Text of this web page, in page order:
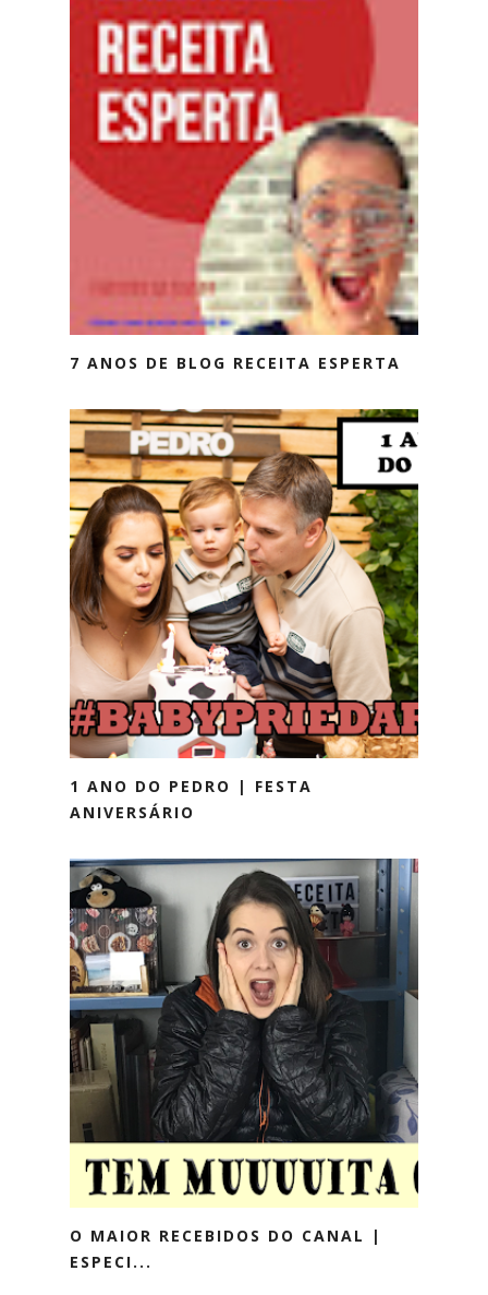
7 ANOS DE BLOG RECEITA ESPERTA
1 ANO DO PEDRO | FESTA
ANIVERSÁRIO
O MAIOR RECEBIDOS DO CANAL |
ESPECI...